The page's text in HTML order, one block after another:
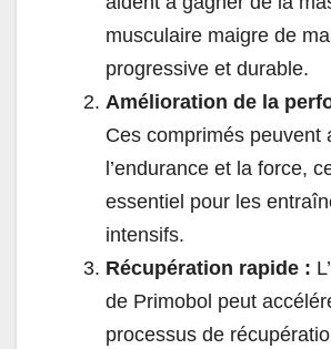
musculaire maigre de
progressive et durable.
Amélioration de la
Ces comprimés peuvent
l’endurance et la force,
essentiel pour les
intensifs.
Récupération rapide :
de Primobol peut
processus de